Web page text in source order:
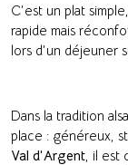
C’est un plat
rapide mais
lors d’un déjeuner
Dans la tradition
place : généreux,
Val d’Argent , il